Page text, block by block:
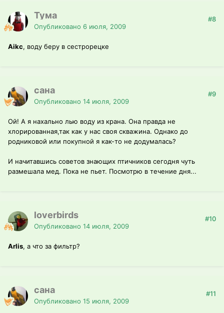
Тума
Опубликовано 6 июля, 2009
#8
Aikc, воду беру в сестрорецке
сана
Опубликовано 14 июля, 2009
#9
Ой! А я нахально лью воду из крана. Она правда не
хлорированная,так как у нас своя скважина. Однако до
родниковой или покупной я как-то не додумалась?
И начитавшись советов знающих птичников сегодня чуть
размешала мед. Пока не пьет. Посмотрю в течение дня...
loverbirds
Опубликовано 14 июля, 2009
#10
Arlis, а что за фильтр?
сана
Опубликовано 15 июля, 2009
#11